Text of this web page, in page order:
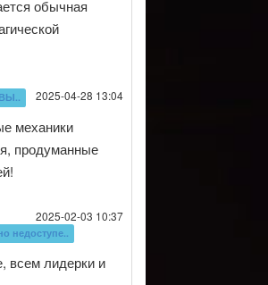
обычная
2025-04-28 13:04
механики
продуманные
2025-02-03 10:37
недоступе..
всем лидерки и